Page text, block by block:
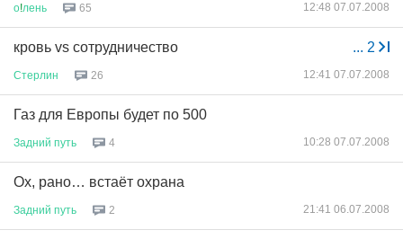
о!лень 65 12:48 07.07.2008
... 2
кровь vs сотрудничество
Стерлин 26 12:41 07.07.2008
Газ для Европы будет по 500
Задний путь 4 10:28 07.07.2008
Ох, рано… встаёт охрана
Задний путь 2 21:41 06.07.2008